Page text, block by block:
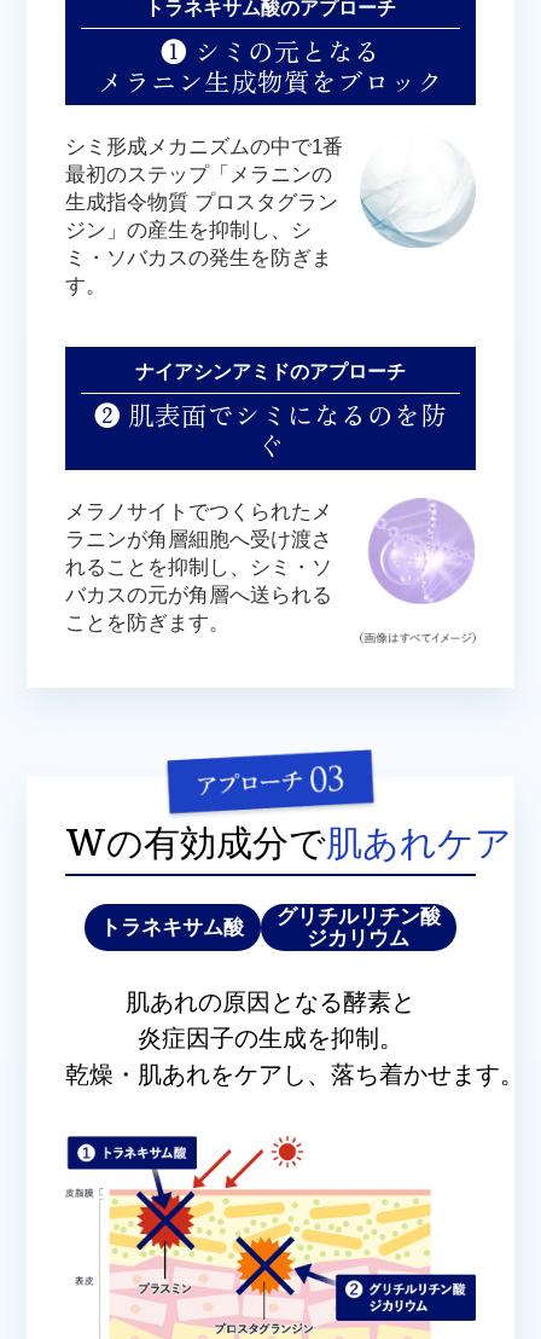
トラネキサム酸のアプローチ
❶ シミの元となる
メラニン生成物質をブロック
シミ形成メカニズムの中で1番
最初のステップ「メラニンの
生成指令物質 プロスタグラン
ジン」の産生を抑制し、シ
ミ・ソバカスの発生を防ぎま
す。
ナイアシンアミドのアプローチ
❷ 肌表面でシミになるのを防
ぐ
メラノサイトでつくられたメ
ラニンが角層細胞へ受け渡さ
れることを抑制し、シミ・ソ
バカスの元が角層へ送られる
ことを防ぎます。
Wの有効成分で肌あれケア
トラネキサム酸
グリチルリチン酸
ジカリウム
肌あれの原因となる酵素と
炎症因子の生成を抑制。
乾燥・肌あれをケアし、落ち着かせます。